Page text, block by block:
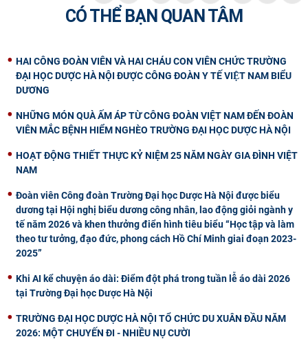
CÓ THỂ BẠN QUAN TÂM
HAI CÔNG ĐOÀN VIÊN VÀ HAI CHÁU CON VIÊN CHỨC TRƯỜNG
ĐẠI HỌC DƯỢC HÀ NỘI ĐƯỢC CÔNG ĐOÀN Y TẾ VIỆT NAM BIỂU
DƯƠNG
NHỮNG MÓN QUÀ ẤM ÁP TỪ CÔNG ĐOÀN VIỆT NAM ĐẾN ĐOÀN
VIÊN MẮC BỆNH HIỂM NGHÈO TRƯỜNG ĐẠI HỌC DƯỢC HÀ NỘI
HOẠT ĐỘNG THIẾT THỰC KỶ NIỆM 25 NĂM NGÀY GIA ĐÌNH VIỆT
NAM
Đoàn viên Công đoàn Trường Đại học Dược Hà Nội được biểu
dương tại Hội nghị biểu dương công nhân, lao động giỏi ngành y
tế năm 2026 và khen thưởng điển hình tiêu biểu “Học tập và làm
theo tư tưởng, đạo đức, phong cách Hồ Chí Minh giai đoạn 2023-
2025”
Khi AI kể chuyện áo dài: Điểm đột phá trong tuần lễ áo dài 2026
tại Trường Đại học Dược Hà Nội
TRƯỜNG ĐẠI HỌC DƯỢC HÀ NỘI TỔ CHỨC DU XUÂN ĐẦU NĂM
2026: MỘT CHUYẾN ĐI - NHIỀU NỤ CƯỜI